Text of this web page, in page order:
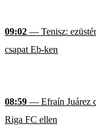
09:02 — Tenisz:
csapat Eb-ken
08:59 — Efraín Juárez
Riga FC ellen